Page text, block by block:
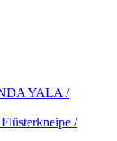
YALA /
/